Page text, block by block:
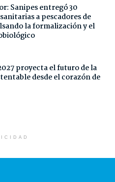
Sanipes entregó 30
a pescadores de
la formalización y el
proyecta el futuro de la
desde el corazón de